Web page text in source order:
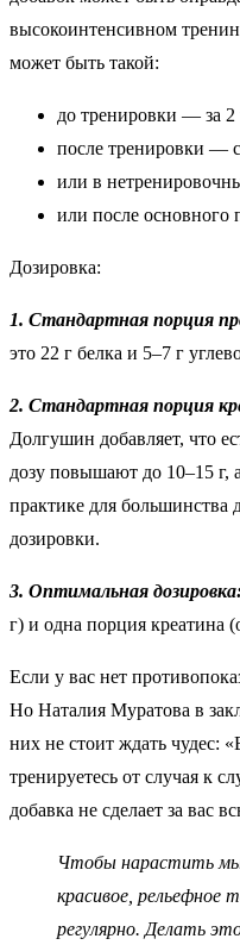
высокоинтенсивном
может быть такой:
до тренировки — за 2
после тренировки —
или в
или после
Дозировка:
1. Стандартная порция
это 22 г белка и 5–7 г
2. Стандартная порция
Долгушин добавляет, что
дозу повышают до 10–15 г,
практике для большинства
дозировки.
3. Оптимальная
г) и одна порция креатина
Если у вас нет
Но Наталия Муратова в
них не стоит ждать чудес:
тренируетесь от случая к
добавка не сделает за вас
Чтобы нарастить
красивое, рельефное
регулярно. Делать